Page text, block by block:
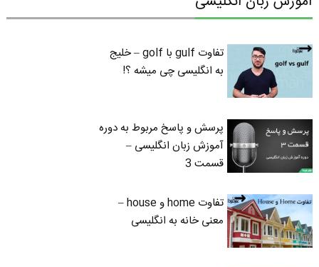
تفاوت gulf با golf – خلیج
به انگلیسی چی میشه ؟!
پرسش و پاسخ مربوط به دوره
آموزش زبان انگلیسی –
قسمت 3
تفاوت home و house –
معنی خانه به انگلیسی